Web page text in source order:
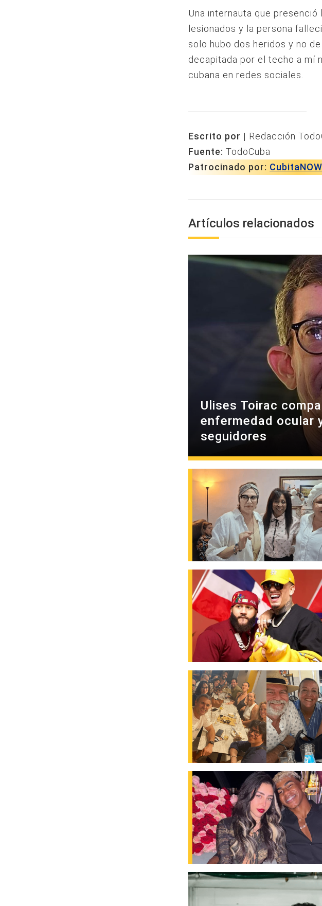
Una internauta que
lesionados y la persona
solo hubo dos heridos y no
decapitada por el techo a mí
cubana en redes sociales.
Escrito por | Redacción
Fuente: TodoCuba
Patrocinado por: CubitaNOW
Artículos relacionados
Ulises Toirac
enfermedad ocular
seguidores